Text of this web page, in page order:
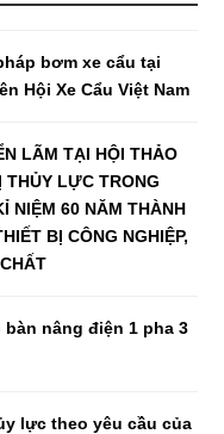
bơm xe cẩu tại
Hội Xe Cẩu Việt Nam
LÃM TẠI HỘI THẢO
THỦY LỰC TRONG
NIỆM 60 NĂM THÀNH
BỊ CÔNG NGHIỆP,
nâng điện 1 pha 3
lực theo yêu cầu của